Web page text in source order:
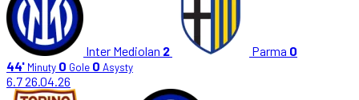
Inter Mediolan 2 Parma 0
44' Minuty 0 Gole 0 Asysty
6.726.04.26